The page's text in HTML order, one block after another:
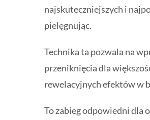
najskuteczniejszych i
pielęgnując.
Technika ta pozwala na
przeniknięcia dla
rewelacyjnych efektów w
To zabieg odpowiedni dla